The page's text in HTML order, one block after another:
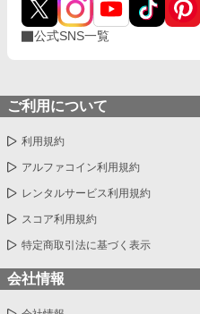
公式SNS一覧
ご利用について
利用規約
アルファコイン利用規約
レンタルサービス利用規約
スコア利用規約
特定商取引法に基づく表示
会社情報